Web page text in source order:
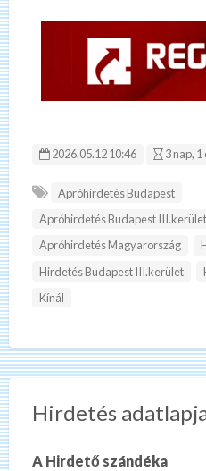
2026.05.12 10:46 3 nap, 1
Apróhirdetés Budapest
Apróhirdetés Budapest III.kerület
Apróhirdetés Magyarország
Hirdetés Budapest III.kerület
Kínál
Hirdetés
A Hirdető szándéka